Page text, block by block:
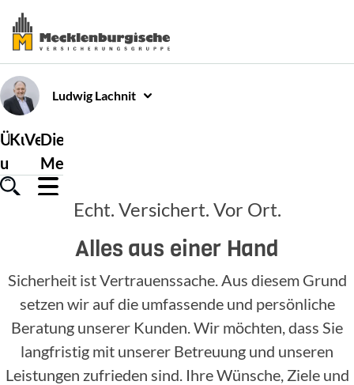
Ludwig Lachnit
Über
uns
Kundenservice
Versicherungen
Die
Mecklenburgische
Echt. Versichert. Vor Ort.
Alles aus einer Hand
Sicherheit ist Vertrauenssache. Aus diesem Grund
setzen wir auf die umfassende und persönliche
Beratung unserer Kunden. Wir möchten, dass Sie
langfristig mit unserer Betreuung und unseren
Leistungen zufrieden sind. Ihre Wünsche, Ziele und